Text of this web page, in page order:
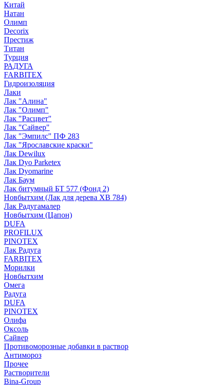
Китай
Натан
Олимп
Decorix
Престиж
Титан
Турция
РАДУГА
FARBITEX
Гидроизоляция
Лаки
Лак "Алина"
Лак "Олимп"
Лак "Расцвет"
Лак "Сайвер"
Лак "Эмпилс" ПФ 283
Лак "Ярославские краски"
Лак Dewilux
Лак Dyo Parketex
Лак Dyomarine
Лак Баум
Лак битумный БТ 577 (Фонд 2)
Новбытхим (Лак для дерева ХВ 784)
Лак Радугамалер
Новбытхим (Цапон)
DUFA
PROFILUX
PINOTEX
Лак Радуга
FARBITEX
Морилки
Новбытхим
Омега
Радуга
DUFA
PINOTEX
Олифа
Оксоль
Сайвер
Противоморозные добавки в раствор
Антимороз
Прочее
Растворители
Bina-Group